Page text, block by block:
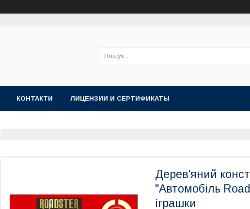
КОНТАКТИ ЛИЦЕНЗИИ И СЕРТИФИКАТЫ
Дерев'яний
"Автомобіль
іграшки